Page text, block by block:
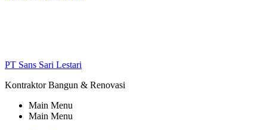
PT Sans Sari Lestari
Kontraktor Bangun & Renovasi
Main Menu
Main Menu